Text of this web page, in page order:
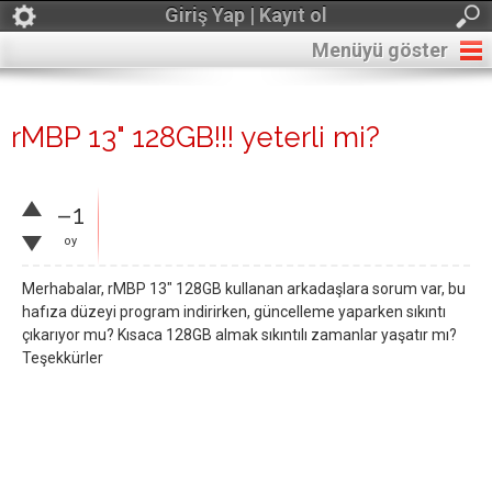
Giriş Yap | Kayıt ol
Menüyü göster
rMBP 13" 128GB!!! yeterli mi?
–1
oy
Merhabalar, rMBP 13" 128GB kullanan arkadaşlara sorum var, bu
hafıza düzeyi program indirirken, güncelleme yaparken sıkıntı
çıkarıyor mu? Kısaca 128GB almak sıkıntılı zamanlar yaşatır mı?
Teşekkürler